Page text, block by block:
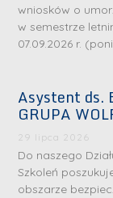
wniosków o
w semestrze
07.09.2026 r.
Asystent ds.
GRUPA
29 lipca 2026
Do naszego
Szkoleń
obszarze